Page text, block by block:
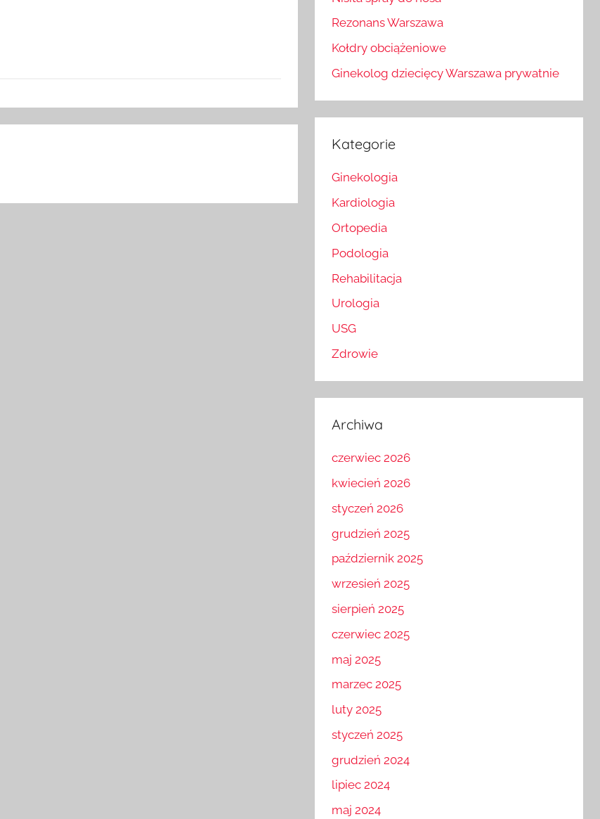
Rezonans Warszawa
Kołdry obciążeniowe
Ginekolog dziecięcy Warszawa prywatnie
Kategorie
Ginekologia
Kardiologia
Ortopedia
Podologia
Rehabilitacja
Urologia
USG
Zdrowie
Archiwa
czerwiec 2026
kwiecień 2026
styczeń 2026
grudzień 2025
październik 2025
wrzesień 2025
sierpień 2025
czerwiec 2025
maj 2025
marzec 2025
luty 2025
styczeń 2025
grudzień 2024
lipiec 2024
maj 2024